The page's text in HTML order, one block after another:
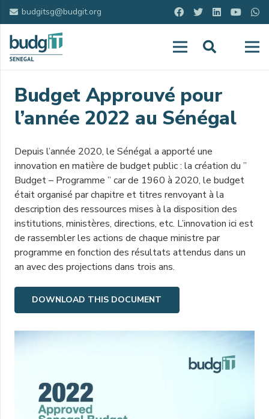
budgitsg@budgit.org
Budget Approuvé pour
l’année 2022 au Sénégal
Depuis l’année 2020, le Sénégal a apporté une
innovation en matière de budget public : la création du ”
Budget – Programme ” car de 1960 à 2020, le budget
était organisé par chapitre et titres renvoyant à la
description des ressources mises à la disposition des
institutions, ministères, directions, etc. L’innovation ici est
de rassembler les actions de chaque ministre par
programme en fonction des résultats attendus dans un
an avec des projections dans trois ans.
DOWNLOAD THIS DOCUMENT